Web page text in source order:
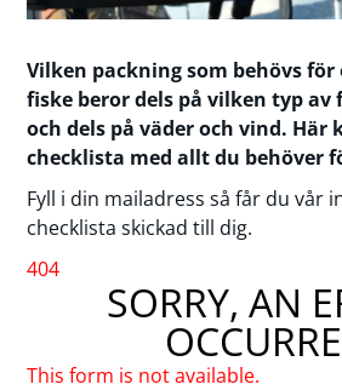
Vilken packning som behövs för
fiske beror dels på vilken typ av
och dels på väder och vind. Här
checklista med allt du behöver
Fyll i din mailadress så får du vår
checklista skickad till dig.
404
SORRY, AN
This form is not available.